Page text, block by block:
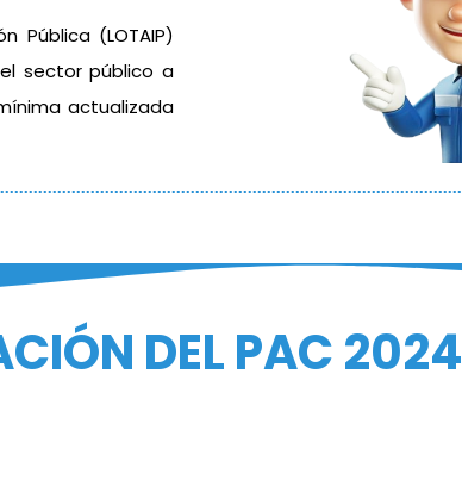
Pública (LOTAIP)
sector público a
actualizada
DEL PAC 2024